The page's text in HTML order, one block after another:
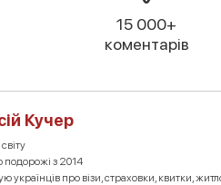
15 000+
коментарів
Кучер
з 2014
українців про візи, страховки, квитки,